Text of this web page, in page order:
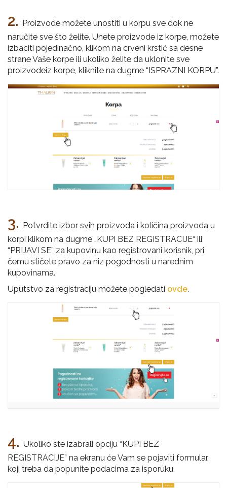
2.
Proizvode možete unostiti u korpu sve dok ne
naručite sve što želite. Unete proizvode iz korpe, možete
izbaciti pojedinačno, klikom na crveni krstić sa desne
strane Vaše korpe ili ukoliko želite da uklonite sve
proizvodeiz korpe, kliknite na dugme “ISPRAZNI KORPU”.
3.
Potvrdite izbor svih proizvoda i količina proizvoda u
korpi klikom na dugme „KUPI BEZ REGISTRACIJE“ ili
“PRIJAVI SE” za kupovinu kao registrovani korisnik, pri
čemu stičete pravo za niz pogodnosti u narednim
kupovinama.
Uputstvo za registraciju možete pogledati ovde.
4. Ukoliko ste izabrali opciju “KUPI BEZ
REGISTRACIJE” na ekranu će Vam se pojaviti formular,
koji treba da popunite podacima za isporuku.